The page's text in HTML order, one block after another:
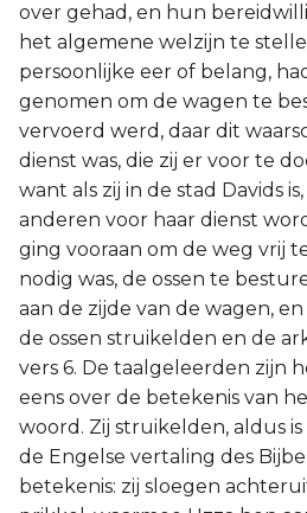
over gehad, en hun
het algemene welzijn te
persoonlijke eer of belang,
genomen om de wagen te
vervoerd werd, daar dit
dienst was, die zij er voor te
want als zij in de stad Davids
anderen voor haar dienst
ging vooraan om de weg vrij
nodig was, de ossen te
aan de zijde van de wagen,
de ossen struikelden en de
vers 6. De taalgeleerden zijn
eens over de betekenis van
woord. Zij struikelden, aldus
de Engelse vertaling des
betekenis: zij sloegen